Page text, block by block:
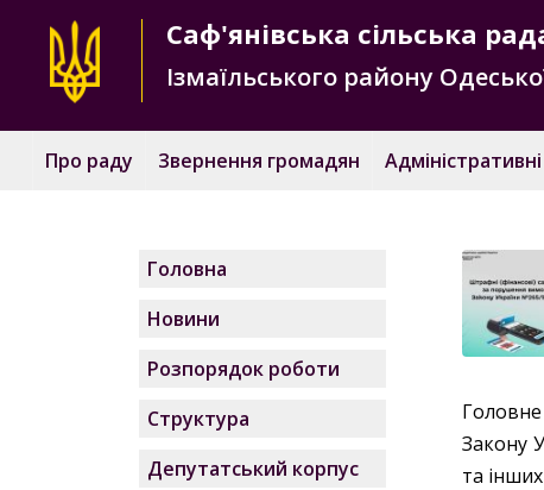
Саф'янівська сільська
Ізмаїльського району
Про раду Звернення громадян
Головне
Закону
та
Головна
Новини
Розпорядок роботи
Структура
Депутатський корпус